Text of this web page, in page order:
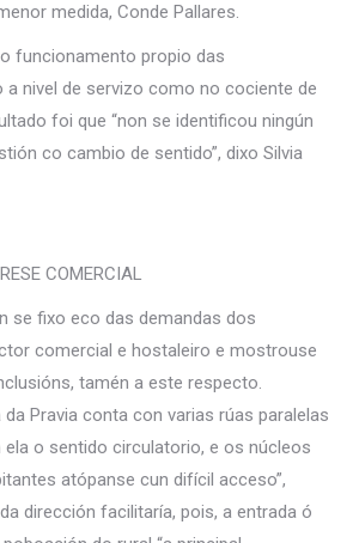
medida, Conde Pallares.
funcionamento propio das
nivel de servizo como no cociente de
foi que “non se identificou ningún
co cambio de sentido”, dixo Silvia
COMERCIAL
se fixo eco das demandas dos
comercial e hostaleiro e mostrouse
tamén a este respecto.
da Pravia conta con varias rúas paralelas
o sentido circulatorio, e os núcleos
atópanse cun difícil acceso”,
dirección facilitaría, pois, a entrada ó